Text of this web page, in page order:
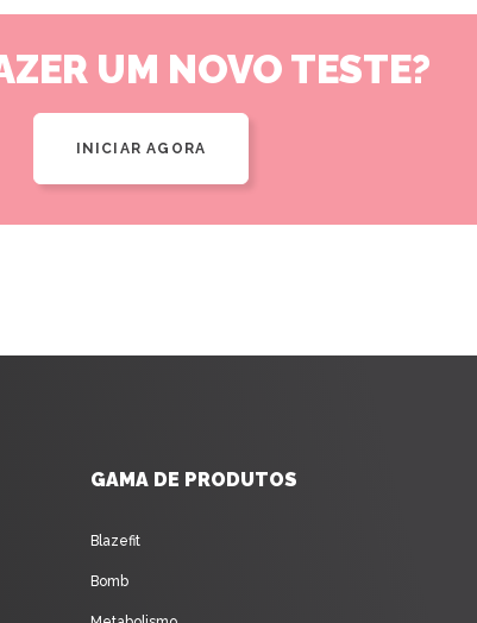
UM NOVO TESTE?
INICIAR AGORA
GAMA DE PRODUTOS
Blazefit
Bomb